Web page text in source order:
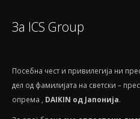
За ICS Group
Посебнa чест и привилегија ни
дел од фамилијата на светски –
опрема , DAIKIN од Јапонија.